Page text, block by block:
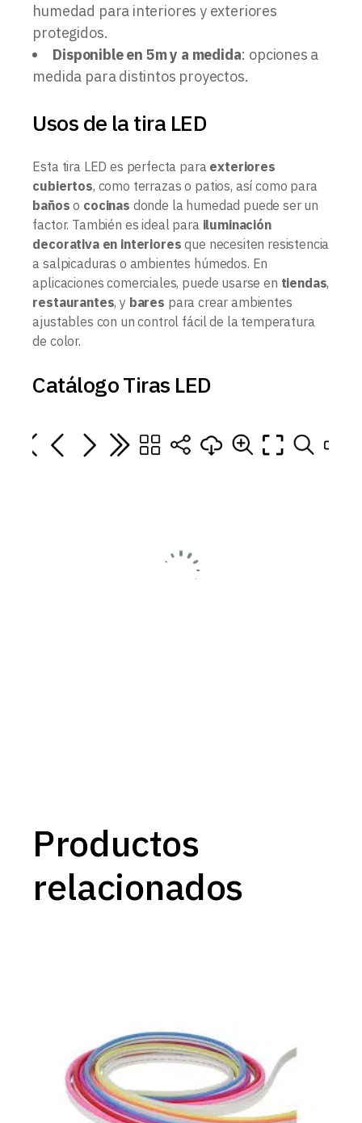
humedad para interiores y exteriores
protegidos.
Disponible en 5m y a medida: opciones a
medida para distintos proyectos.
Usos de la tira LED
Esta tira LED es perfecta para exteriores
cubiertos, como terrazas o patios, así como para
baños o cocinas donde la humedad puede ser un
factor. También es ideal para iluminación
decorativa en interiores que necesiten resistencia
a salpicaduras o ambientes húmedos. En
aplicaciones comerciales, puede usarse en tiendas,
restaurantes, y bares para crear ambientes
ajustables con un control fácil de la temperatura
de color.
Catálogo Tiras LED
Productos
relacionados